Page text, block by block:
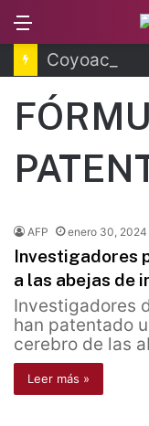
AFP enero 30, 2024
Investigadores
a las abejas de
Investigadores
han patentado
cerebro de las
Leer más »